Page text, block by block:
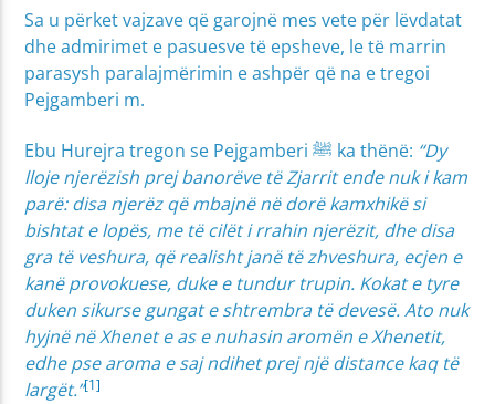
Sa u përket vajzave që garojnë mes vete për lëvdatat
dhe admirimet e pasuesve të epsheve, le të marrin
parasysh paralajmërimin e ashpër që na e tregoi
Pejgamberi m.
Ebu Hurejra tregon se Pejgamberi ﷺ ka thënë: “Dy
lloje njerëzish prej banorëve të Zjarrit ende nuk i kam
parë: disa njerëz që mbajnë në dorë kamxhikë si
bishtat e lopës, me të cilët i rrahin njerëzit, dhe disa
gra të veshura, që realisht janë të zhveshura, ecjen e
kanë provokuese, duke e tundur trupin. Kokat e tyre
duken sikurse gungat e shtrembra të devesë. Ato nuk
hyjnë në Xhenet e as e nuhasin aromën e Xhenetit,
edhe pse aroma e saj ndihet prej një distance kaq të
largët.”[1]